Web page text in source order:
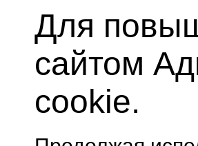
Для
сайтом
cookie.